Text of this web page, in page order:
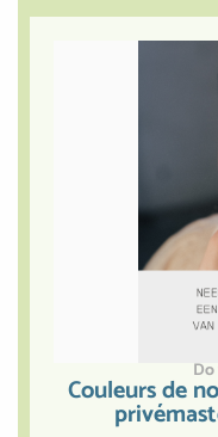
Couleurs de